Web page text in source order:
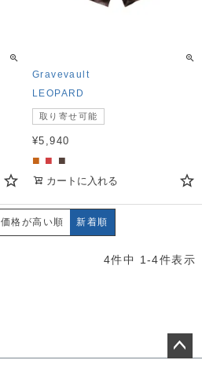
Gravevault
LEOPARD
取り寄せ可能
¥5,940
■ ■ ■
カートに入れる
価格が高い順 新着順
4件中 1 -4件表示